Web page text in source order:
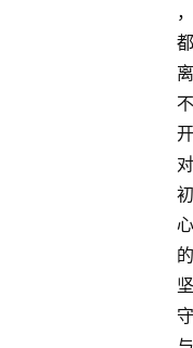
，
都
离
不
开
对
初
心
的
坚
守